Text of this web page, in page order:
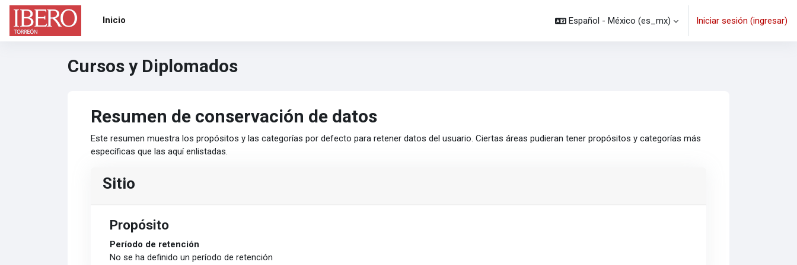
Saltar al contenido principal
Inicio
Español - México ‎(es_mx)‎ Iniciar sesión (ingresar)
Cursos y Diplomados
Resumen de conservación de datos
Este resumen muestra los propósitos y las categorías por defecto para retener datos del usuario. Ciertas áreas pudieran tener propósitos y categorías más
específicas que las aquí enlistadas.
Sitio
Propósito
Período de retención
No se ha definido un período de retención